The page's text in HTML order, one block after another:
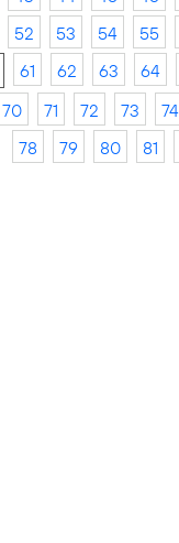
52 53 54 55
61 62 63 64
70 71 72 73 74
78
79 80 81